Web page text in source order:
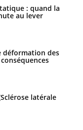
: quand la
au lever
déformation des
latérale